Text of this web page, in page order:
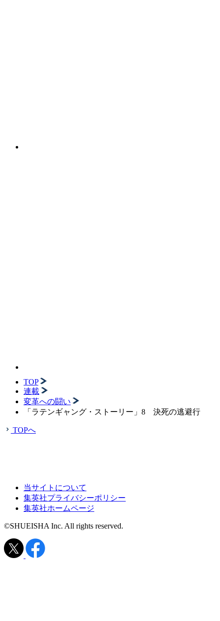
TOP
連載
変革への闘い
「ラテンギャング・ストーリー」8 決死の逃避行
TOPへ
当サイトについて
集英社プライバシーポリシー
集英社ホームページ
©SHUEISHA Inc. All rights reserved.